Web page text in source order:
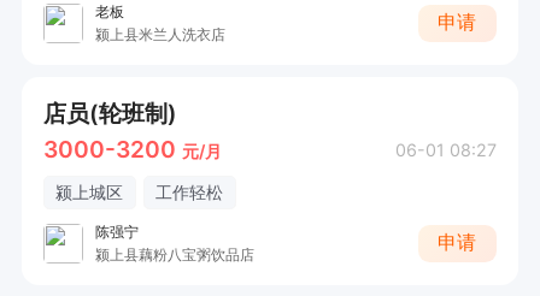
老板
颍上县米兰人洗衣店
申请
店员(轮班制)
3000-3200 元/月 06-01 08:27
颍上城区 工作轻松
陈强宁
颍上县藕粉八宝粥饮品店
申请